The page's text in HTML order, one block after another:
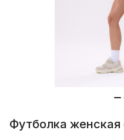
Футболка женская